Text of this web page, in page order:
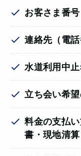
お客さま番号
連絡先（電話
水道利用中止
立ち会い希
料金の支払
書・現地清算